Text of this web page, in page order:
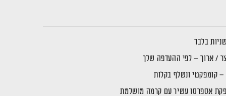
/ ארוך – לפי ההעדפה שלך